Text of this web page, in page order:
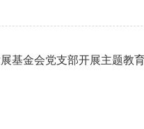
基金会党支部开展主题教